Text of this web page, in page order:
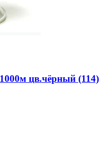
цв.чёрный (114)